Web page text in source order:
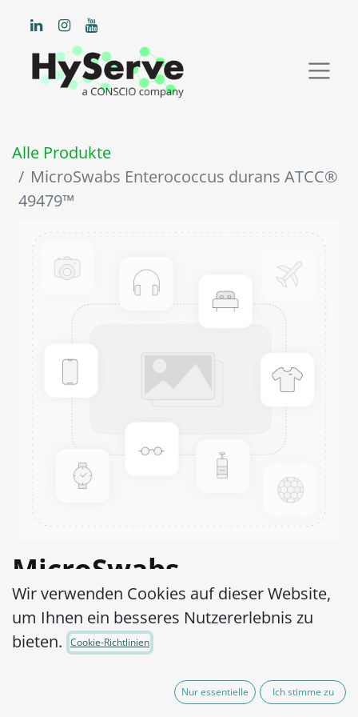
Alle Produkte
MicroSwabs Enterococcus durans ATCC®
49479™
MicroSwabs
Enterococcus durans
ATCC® 49479™
Wir verwenden Cookies auf dieser Website,
um Ihnen ein besseres Nutzererlebnis zu
bieten.
Cookie-Richtlinien
Nur essentielle Ich stimme zu